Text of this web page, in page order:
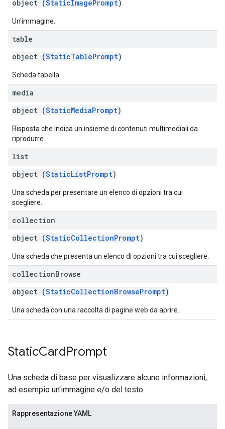
object (StaticImagePrompt)
Un'immagine.
table
object (StaticTablePrompt)
Scheda tabella.
media
object (StaticMediaPrompt)
Risposta che indica un insieme di contenuti multimediali da
riprodurre.
list
object (StaticListPrompt)
Una scheda per presentare un elenco di opzioni tra cui
scegliere.
collection
object (StaticCollectionPrompt)
Una scheda che presenta un elenco di opzioni tra cui scegliere.
collectionBrowse
object (StaticCollectionBrowsePrompt)
Una scheda con una raccolta di pagine web da aprire.
StaticCardPrompt
Una scheda di base per visualizzare alcune informazioni,
ad esempio un'immagine e/o del testo.
Rappresentazione YAML